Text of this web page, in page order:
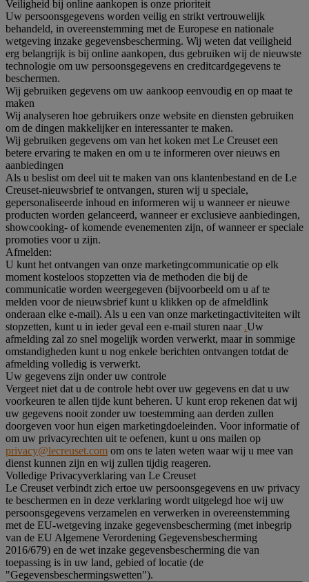
Veiligheid bij online aankopen is onze prioriteit
Uw persoonsgegevens worden veilig en strikt vertrouwelijk
behandeld, in overeenstemming met de Europese en nationale
wetgeving inzake gegevensbescherming. Wij weten dat veiligheid
erg belangrijk is bij online aankopen, dus gebruiken wij de nieuwste
technologie om uw persoonsgegevens en creditcardgegevens te
beschermen.
Wij gebruiken gegevens om uw aankoop eenvoudig en op maat te
maken
Wij analyseren hoe gebruikers onze website en diensten gebruiken
om de dingen makkelijker en interessanter te maken.
Wij gebruiken gegevens om van het koken met Le Creuset een
betere ervaring te maken en om u te informeren over nieuws en
aanbiedingen
Als u beslist om deel uit te maken van ons klantenbestand en de Le
Creuset-nieuwsbrief te ontvangen, sturen wij u speciale,
gepersonaliseerde inhoud en informeren wij u wanneer er nieuwe
producten worden gelanceerd, wanneer er exclusieve aanbiedingen,
showcooking- of komende evenementen zijn, of wanneer er speciale
promoties voor u zijn.
Afmelden:
U kunt het ontvangen van onze marketingcommunicatie op elk
moment kosteloos stopzetten via de methoden die bij de
communicatie worden weergegeven (bijvoorbeeld om u af te
melden voor de nieuwsbrief kunt u klikken op de afmeldlink
onderaan elke e-mail). Als u een van onze marketingactiviteiten wilt
stopzetten, kunt u in ieder geval een e-mail sturen naar .Uw
afmelding zal zo snel mogelijk worden verwerkt, maar in sommige
omstandigheden kunt u nog enkele berichten ontvangen totdat de
afmelding volledig is verwerkt.
Uw gegevens zijn onder uw controle
Vergeet niet dat u de controle hebt over uw gegevens en dat u uw
voorkeuren te allen tijde kunt beheren. U kunt erop rekenen dat wij
uw gegevens nooit zonder uw toestemming aan derden zullen
doorgeven voor hun eigen marketingdoeleinden. Voor informatie of
om uw privacyrechten uit te oefenen, kunt u ons mailen op
privacy@lecreuset.com om ons te laten weten waar wij u mee van
dienst kunnen zijn en wij zullen tijdig reageren.
Volledige Privacyverklaring van Le Creuset
Le Creuset verbindt zich ertoe uw persoonsgegevens en uw privacy
te beschermen en in deze verklaring wordt uitgelegd hoe wij uw
persoonsgegevens verzamelen en verwerken in overeenstemming
met de EU-wetgeving inzake gegevensbescherming (met inbegrip
van de EU Algemene Verordening Gegevensbescherming
2016/679) en de wet inzake gegevensbescherming die van
toepassing is in uw land, gebied of locatie (de
"Gegevensbeschermingswetten").